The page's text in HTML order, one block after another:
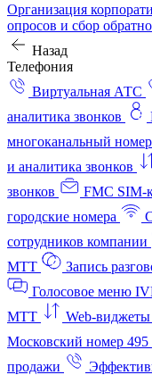
Организация
опросов и сбор
Назад
Телефония
Виртуальная АТС
аналитика звонков
многоканальный номер
и аналитика звонков
звонков
FMC SIM-
городские номера
сотрудников компании
МТТ
Запись
Голосовое меню
МТТ
Web-виджеты
Московский номер 495
продажи